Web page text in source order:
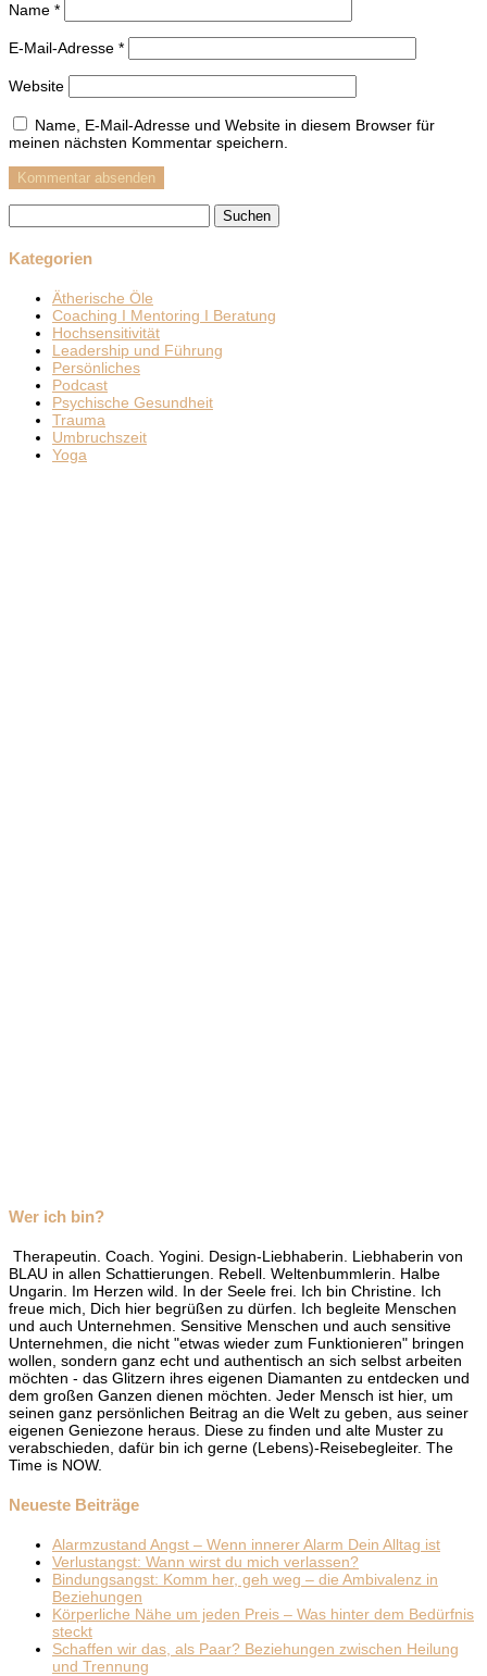
Name *
E-Mail-Adresse *
Website
Name, E-Mail-Adresse und Website in diesem Browser für
meinen nächsten Kommentar speichern.
nach:
Kategorien
Ätherische Öle
Coaching I Mentoring I Beratung
Hochsensitivität
Leadership und Führung
Persönliches
Podcast
Psychische Gesundheit
Trauma
Umbruchszeit
Yoga
Wer ich bin?
Therapeutin. Coach. Yogini. Design-Liebhaberin. Liebhaberin von
BLAU in allen Schattierungen. Rebell. Weltenbummlerin. Halbe
Ungarin. Im Herzen wild. In der Seele frei. Ich bin Christine. Ich
freue mich, Dich hier begrüßen zu dürfen. Ich begleite Menschen
und auch Unternehmen. Sensitive Menschen und auch sensitive
Unternehmen, die nicht "etwas wieder zum Funktionieren" bringen
wollen, sondern ganz echt und authentisch an sich selbst arbeiten
möchten - das Glitzern ihres eigenen Diamanten zu entdecken und
dem großen Ganzen dienen möchten. Jeder Mensch ist hier, um
seinen ganz persönlichen Beitrag an die Welt zu geben, aus seiner
eigenen Geniezone heraus. Diese zu finden und alte Muster zu
verabschieden, dafür bin ich gerne (Lebens)-Reisebegleiter. The
Time is NOW.
Neueste Beiträge
Alarmzustand Angst – Wenn innerer Alarm Dein Alltag ist
Verlustangst: Wann wirst du mich verlassen?
Bindungsangst: Komm her, geh weg – die Ambivalenz in
Beziehungen
Körperliche Nähe um jeden Preis – Was hinter dem Bedürfnis
steckt
Schaffen wir das, als Paar? Beziehungen zwischen Heilung
und Trennung